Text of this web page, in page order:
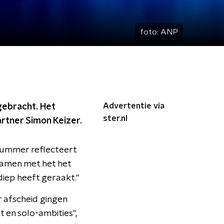
foto: ANP
Het
Simon Keizer.
reflecteert
met het het
heeft geraakt."
afscheid gingen
en solo-ambities",
Advertentie via
ster.nl